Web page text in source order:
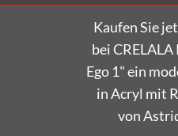
Kaufen Sie
bei
Ego 1" ein
in Acryl mit
von